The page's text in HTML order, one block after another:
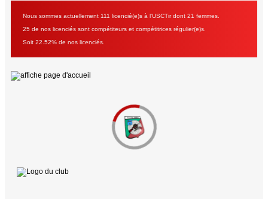
Nous sommes actuellement 111 licencié(e)s à l'USCTir dont 21 femmes.
25 de nos licenciés sont compétiteurs et compétitrices régulier(e)s.
Soit 22.52% de nos licenciés.